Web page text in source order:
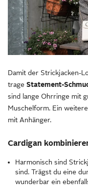
Damit der Strickjacken-
trage Statement-
sind lange Ohrringe mit
Muschelform. Ein
mit Anhänger.
Cardigan
Harmonisch sind
sind. Trägst du eine
wunderbar ein